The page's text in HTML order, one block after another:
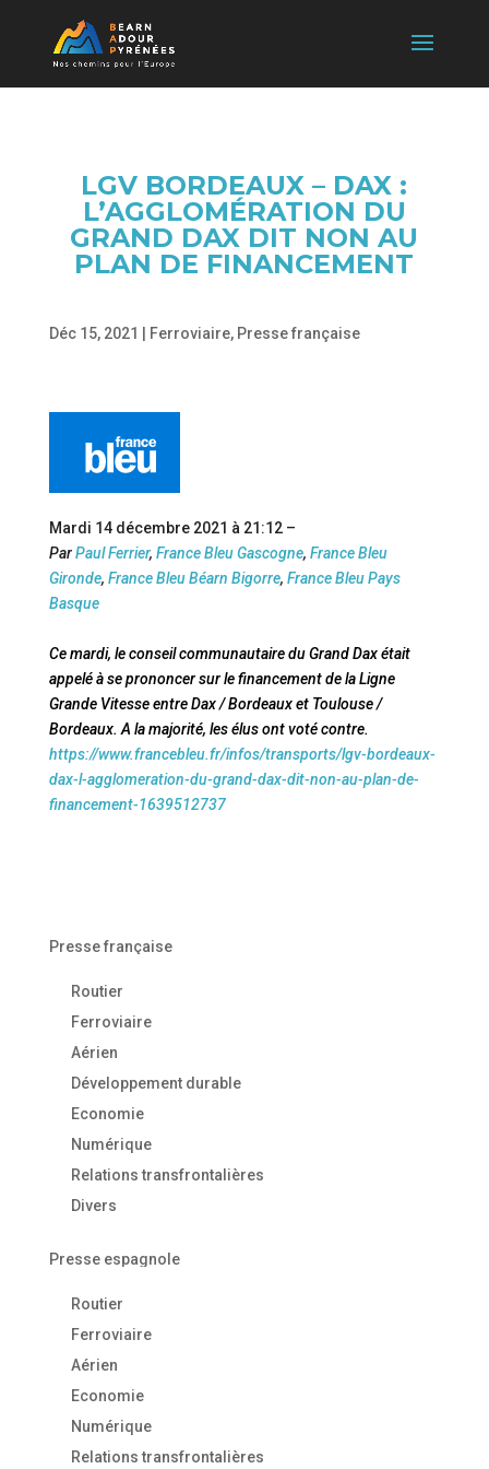
LGV BORDEAUX – DAX :
L’AGGLOMÉRATION DU
GRAND DAX DIT NON AU
PLAN DE FINANCEMENT
Déc 15, 2021 Ferroviaire, Presse française
Mardi 14 décembre 2021 à 21:12–
ParPaul Ferrier, France Bleu Gascogne, France Bleu
Gironde, France Bleu Béarn Bigorre, France Bleu Pays
Basque
Ce mardi, le conseil communautaire du Grand Dax était
appelé à se prononcer sur le financement de la Ligne
Grande Vitesse entre Dax / Bordeaux et Toulouse /
Bordeaux. A la majorité, les élus ont voté contre.
https://www.francebleu.fr/infos/transports/lgv-bordeaux-
dax-l-agglomeration-du-grand-dax-dit-non-au-plan-de-
financement-1639512737
Presse française
Routier
Ferroviaire
Aérien
Développement durable
Economie
Numérique
Relations transfrontalières
Divers
Presse espagnole
Routier
Ferroviaire
Aérien
Economie
Numérique
Relations transfrontalières